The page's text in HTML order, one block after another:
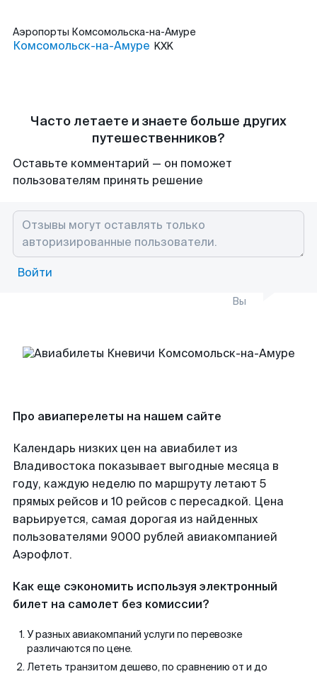
Аэропорты Комсомольска-на-Амуре
Комсомольск-на-Амуре KXK
Часто летаете и знаете больше других
путешественников?
Оставьте комментарий — он поможет
пользователям принять решение
Войти
Вы
Про авиаперелеты на нашем сайте
Календарь низких цен на авиабилет из
Владивостока показывает выгодные месяца в
году, каждую неделю по маршруту летают 5
прямых рейсов и 10 рейсов с пересадкой. Цена
варьируется, самая дорогая из найденных
пользователями 9000 рублей авиакомпанией
Аэрофлот.
Как еще сэкономить используя электронный
билет на самолет без комиссии?
У разных авиакомпаний услуги по перевозке
различаются по цене.
Лететь транзитом дешево, по сравнению от и до